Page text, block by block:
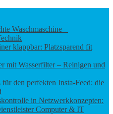
Waschmaschine –
klappbar: Platzsparend fit
mit Wasserfilter – Reinigen und
für den perfekten Insta-Feed: die
in Netzwerkkonzepten:
Computer & IT